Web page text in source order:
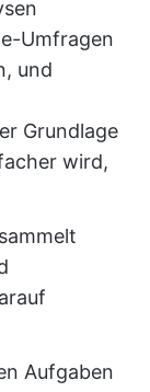
Umfragen
und
Grundlage
wird,
Aufgaben